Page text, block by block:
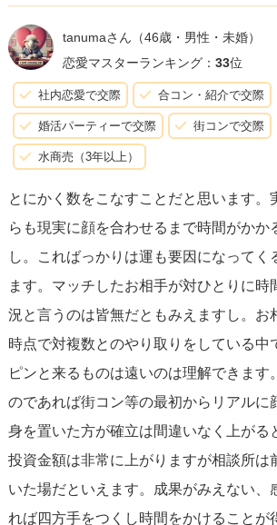
tanumaさん （46歳・男性・未婚）
恋愛マスターランキング： 33位
社内恋愛で交際 合コン・紹介で交際
婚活パーティーで交際 街コンで交際
水商売（3年以上）
とにかく数をこなすことだと思います。
らも現実に顔を合わせるまで時間がかか
し。こればっかりは運も要因になってく
ます。マッチしたお相手が対ひとりに時
況と言うのは皆無だともみえますし。お
時点で対複数とのやり取りをしている中
ピンと来るものは遠いのは理解できます
のであれば街コン等の最初からリアルに
身を置いた方が確立は間違いなく上がる
投資金額は非常に上がりますが相談所は
いた場だといえます。成果がみえない、
れば四方手をつくし時間をかけることが